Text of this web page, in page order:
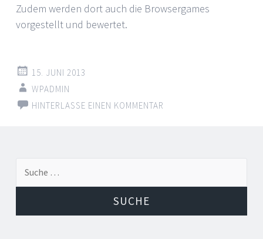
Zudem werden dort auch die Browsergames
vorgestellt und bewertet.
15. JUNI 2013
WPADMIN
HINTERLASSE EINEN KOMMENTAR